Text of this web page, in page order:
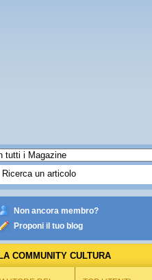
Non ancora membro?
Proponi il tuo blog
LA COMMUNITY CULTURA